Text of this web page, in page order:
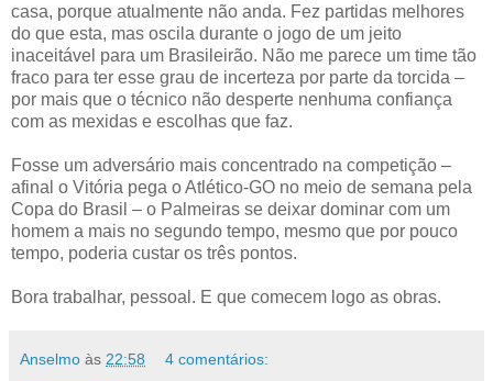
casa, porque atualmente não anda. Fez partidas melhores
do que esta, mas oscila durante o jogo de um jeito
inaceitável para um Brasileirão. Não me parece um time tão
fraco para ter esse grau de incerteza por parte da torcida –
por mais que o técnico não desperte nenhuma confiança
com as mexidas e escolhas que faz.
Fosse um adversário mais concentrado na competição –
afinal o Vitória pega o Atlético-GO no meio de semana pela
Copa do Brasil – o Palmeiras se deixar dominar com um
homem a mais no segundo tempo, mesmo que por pouco
tempo, poderia custar os três pontos.
Bora trabalhar, pessoal. E que comecem logo as obras.
Anselmo às 22:58 4 comentários: